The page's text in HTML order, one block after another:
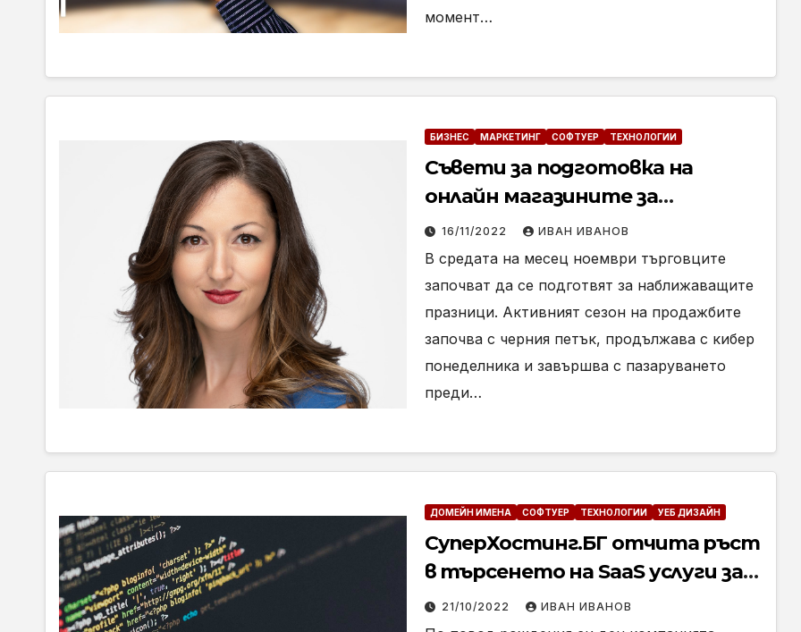
момент…
БИЗНЕС МАРКЕТИНГ СОФТУЕР ТЕХНОЛОГИИ
Съвети за подготовка на
онлайн магазините за
активния празничен сезон
16/11/2022 ИВАН ИВАНОВ
В средата на месец ноември търговците
започват да се подготвят за наближаващите
празници. Активният сезон на продажбите
започва с черния петък, продължава с кибер
понеделника и завършва с пазаруването
преди…
ДОМЕЙН ИМЕНА СОФТУЕР ТЕХНОЛОГИИ УЕБ ДИЗАЙН
СуперХостинг.БГ отчита ръст
в търсенето на SaaS услуги за
изработка на сайтове
21/10/2022 ИВАН ИВАНОВ